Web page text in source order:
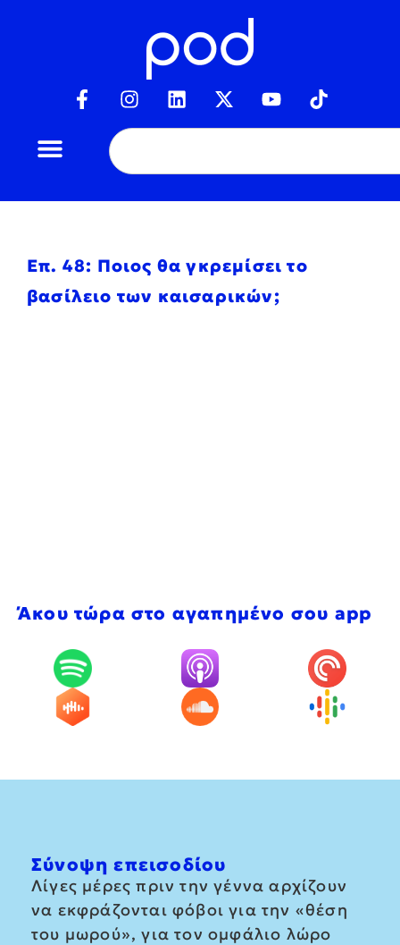
Επ. 48: Ποιος θα γκρεμίσει το
βασίλειο των καισαρικών;
Άκου τώρα στο αγαπημένο σου app
Σύνοψη επεισοδίου
Λίγες μέρες πριν την γέννα αρχίζουν
να εκφράζονται φόβοι για την «θέση
του μωρού», για τον ομφάλιο λώρο